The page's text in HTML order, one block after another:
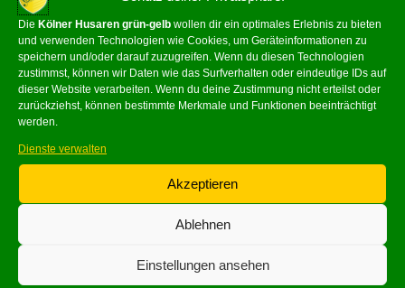
Die Kölner Husaren grün-gelb wollen dir ein optimales Erlebnis zu bieten
und verwenden Technologien wie Cookies, um Geräteinformationen zu
speichern und/oder darauf zuzugreifen. Wenn du diesen Technologien
zustimmst, können wir Daten wie das Surfverhalten oder eindeutige IDs auf
dieser Website verarbeiten. Wenn du deine Zustimmung nicht erteilst oder
zurückziehst, können bestimmte Merkmale und Funktionen beeinträchtigt
werden.
Dienste verwalten
Akzeptieren
Ablehnen
Einstellungen ansehen
Recent Posts
Gemeinsam mit der Sparkasse KölnBonn
Zusamme stonn – zusamme gonn!
Mädche Jeck-Stadthalle Köln